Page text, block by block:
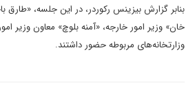
بنابر گزارش بیزینس رکوردر، در این جلسه، «طارق
خان» وزیر امور خارجه، «آمنه بلوچ» معاون وزیر
وزارتخانه‌های مربوطه حضور داشتند.